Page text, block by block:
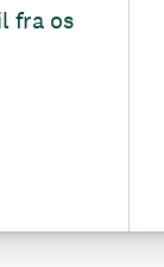
fra os